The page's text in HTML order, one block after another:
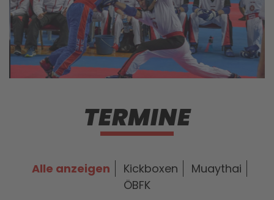
TERMINE
Alle anzeigen Kickboxen
Muaythai
ÖBFK